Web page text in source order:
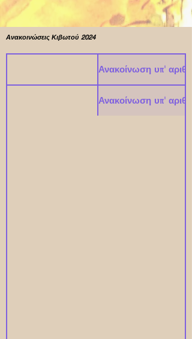
Ανακοινώσεις Κιβωτού 2024
Ανακοίνωση υπ'
Ανακοίνωση υπ'